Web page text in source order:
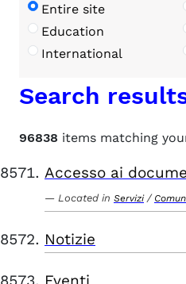
Entire site
Education
International
Search
96838 items matching
Accesso ai
Located in Servizi /
Notizie